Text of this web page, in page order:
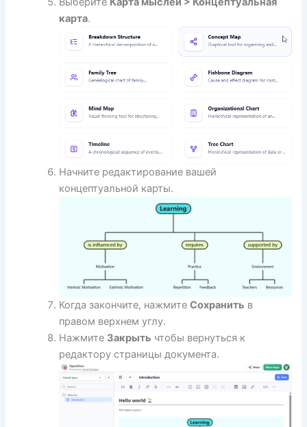
карта.
Начните редактирование вашей
концептуальной карты.
Когда закончите, нажмитеСохранить в
правом верхнем углу.
Нажмите Закрыть чтобы вернуться к
редактору страницы документа.